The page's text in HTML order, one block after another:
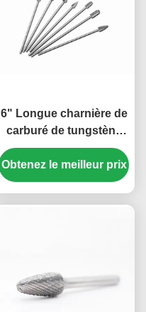
6" Longue charnière de
carburé de tungstène
pour le broyeur à
matrices élargie
Standard Tungstène
Obtenez le meilleur prix